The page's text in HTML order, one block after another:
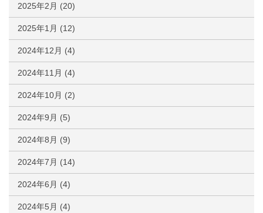
2025年2月 (20)
2025年1月 (12)
2024年12月 (4)
2024年11月 (4)
2024年10月 (2)
2024年9月 (5)
2024年8月 (9)
2024年7月 (14)
2024年6月 (4)
2024年5月 (4)